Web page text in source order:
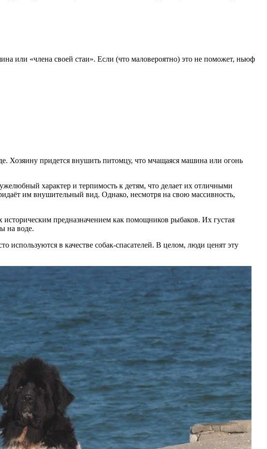
или «члена своей стаи». Если (что маловероятно) это не поможет, ньюф
Хозяину придется внушить питомцу, что мчащаяся машина или огонь
характер и терпимость к детям, что делает их отличными
им внушительный вид. Однако, несмотря на свою массивность,
предназначением как помощников рыбаков. Их густая
на воде.
в качестве собак-спасателей. В целом, люди ценят эту